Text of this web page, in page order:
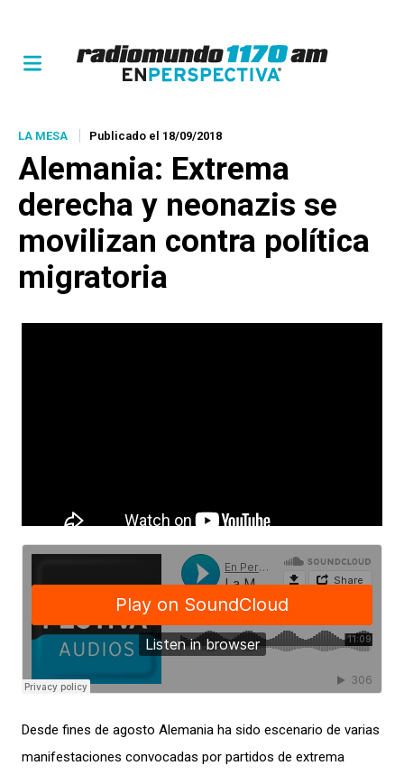
LA MESA Publicado el 18/09/2018
Alemania: Extrema
derecha y neonazis se
movilizan contra política
migratoria
Desde fines de agosto Alemania ha sido escenario de varias
manifestaciones convocadas por partidos de extrema